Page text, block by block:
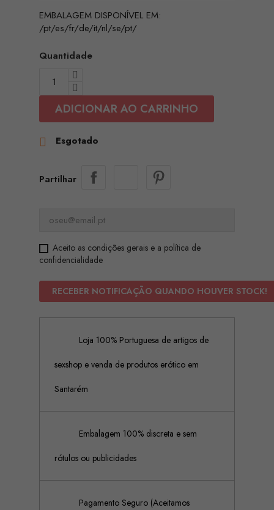
EMBALAGEM DISPONÍVEL EM:
/pt/es/fr/de/it/nl/se/pt/
Quantidade
ADICIONAR AO CARRINHO
 Esgotado
Partilhar
Aceito as condições gerais e a política de
confidencialidade
RECEBER NOTIFICAÇÃO QUANDO HOUVER STOCK!
Loja 100% Portuguesa de artigos de
sexshop e venda de produtos erótico em
Santarém
Embalagem 100% discreta e sem
rótulos ou publicidades
Pagamento Seguro (Aceitamos